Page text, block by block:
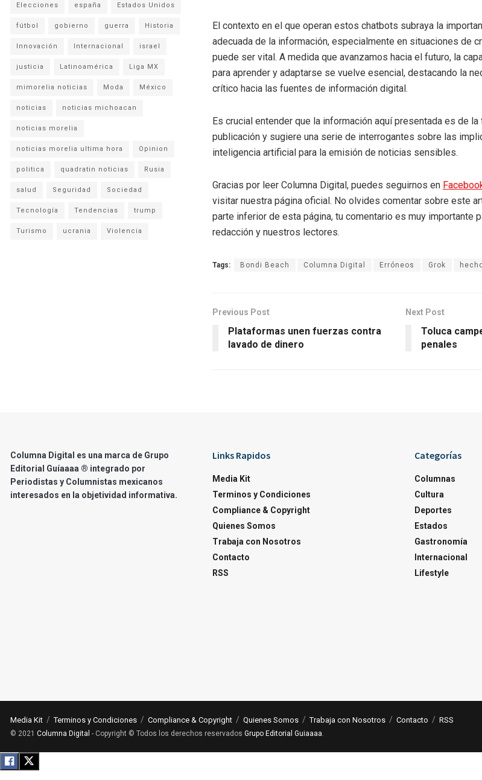
El contexto en el que operan estos chatbots subraya la
adecuada de la información, especialmente en situaciones de
puede ser vital. A medida que avanzamos hacia el futuro, la
para aprender y adaptarse se vuelve esencial, destacando la
crítico hacia las fuentes de información digital.
Es crucial entender que la información aquí presentada es de
publicación y sugiere una serie de interrogantes sobre las
inteligencia artificial para la emisión de noticias sensibles.
Gracias por leer Columna Digital, puedes seguirnos en
visitar nuestra página oficial. No olvides comentar sobre este
parte inferior de esta página, tu comentario es muy importante
redacción y nuestros lectores.
Tags: Bondi Beach Columna Digital Erróneos Grok
Previous Post
Plataformas unen fuerzas contra
lavado de dinero
Next Post
Toluca
penales
Elecciones españa Estados Unidos
fútbol gobierno guerra Historia
Innovación Internacional israel
justicia Latinoamérica Liga MX
mimorelia noticias Moda México
noticias noticias michoacan
noticias morelia
noticias morelia ultima hora Opinion
politica quadratin noticias Rusia
salud Seguridad Sociedad
Tecnología Tendencias trump
Turismo ucrania Violencia
Columna Digital es una marca de Grupo
Editorial Guíaaaa ® integrado por
Periodistas y Columnistas mexicanos
interesados en la objetividad informativa.
Links Rapidos
Media Kit
Terminos y Condiciones
Compliance & Copyright
Quienes Somos
Trabaja con Nosotros
Contacto
RSS
Categorías
Columnas
Cultura
Deportes
Estados
Gastronomía
Internacional
Lifestyle
Media Kit Terminos y Condiciones Compliance & Copyright Quienes Somos Trabaja con Nosotros Contacto RSS
© 2021 Columna Digital - Copyright © Todos los derechos reservados Grupo Editorial Guiaaaa.